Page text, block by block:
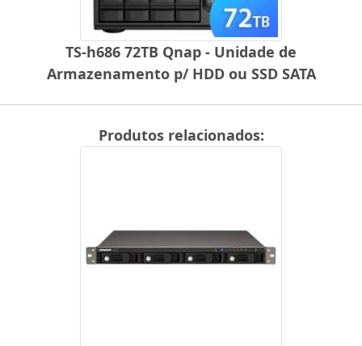
TS-h686 72TB Qnap - Unidade de
Armazenamento p/ HDD ou SSD SATA
Produtos relacionados: